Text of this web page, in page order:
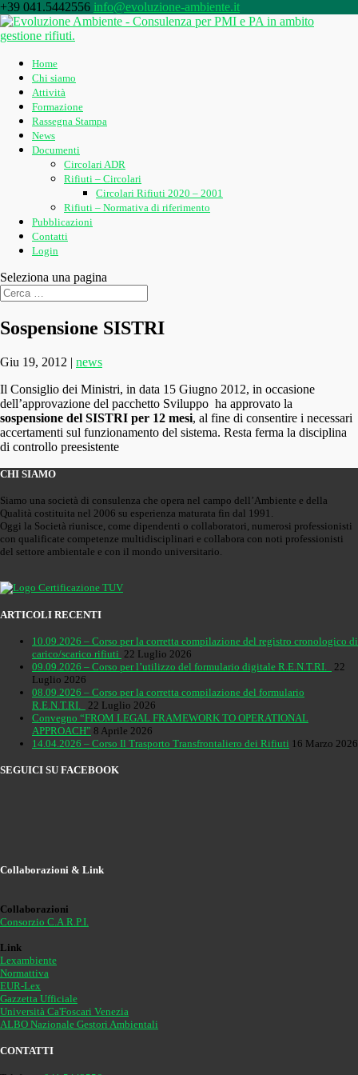
+39 041.5442556 info@evoluzione-ambiente.it
Home
Chi siamo
Attività
Formazione
Rassegna Stampa
News
Documenti
Circolari ADR
Rifiuti – Circolari
Circolari Rifiuti 2020 – 2001
Rifiuti – Normativa di riferimento
Pubblicazioni
Contatti
Login
Seleziona una pagina
Sospensione SISTRI
Giu 19, 2012 | news
Il Consiglio dei Ministri, in data 15 Giugno 2012, in occasione
dell’approvazione del pacchetto Sviluppo ha approvato la
sospensione del SISTRI per 12 mesi, al fine di consentire i necessari
accertamenti sul funzionamento del sistema. Resta ferma la disciplina
di controllo preesistente
CHI SIAMO
Siamo una società di consulenza che opera nel campo dell’Ambiente e della
Qualità costituita nel 2006 su esperienza maturata fin dal 1991.
Oggi la Società riunisce, come dipendenti o collaboratori, numerosi professionisti
con qualificate competenze multidisciplinari e collabora con noti professionisti
del settore ambientale e con il mondo universitario.
ARTICOLI RECENTI
10.09.2026 – Corso per la corretta compilazione del registro cronologico di
carico/scarico rifiuti 22 Luglio 2026
09.09.2026 – Corso per l’utilizzo del formulario digitale R.E.N.T.RI.
22
Luglio 2026
08.09.2026 – Corso per la corretta compilazione del formulario
R.E.N.T.RI.
22 Luglio 2026
Convegno “FROM LEGAL FRAMEWORK TO OPERATIONAL
APPROACH” 8 Aprile 2026
14.04.2026 – Corso Il Trasporto Transfrontaliero dei Rifiuti 16 Marzo 2026
SEGUICI SU FACEBOOK
Collaborazioni & Link
Collaborazioni
Consorzio C.A.R.P.I.
Link
Lexambiente
Normattiva
EUR-Lex
Gazzetta Ufficiale
Università Ca'Foscari Venezia
ALBO Nazionale Gestori Ambientali
CONTATTI